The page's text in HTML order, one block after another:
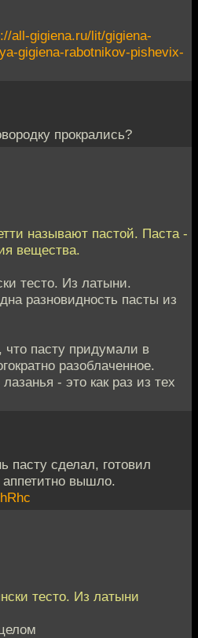
all-gigiena.ru/lit/gigiena-
gigiena-rabotnikov-pishevix-
прокрались?
называют пастой. Паста -
вещества.
тесто. Из латыни.
разновидность пасты из
что пасту придумали в
разоблаченное.
- это как раз из тех
пасту сделал, готовил
аппетитно вышло.
тесто. Из латыни